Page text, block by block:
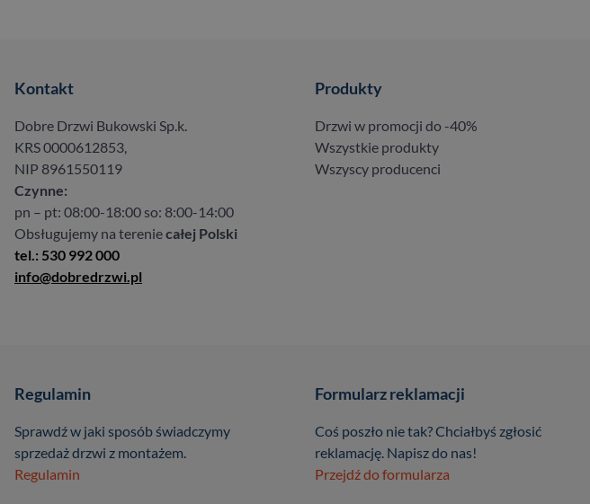
Kontakt
Dobre Drzwi Bukowski Sp.k.
KRS 0000612853,
NIP 8961550119
Czynne:
pn – pt: 08:00-18:00 so: 8:00-14:00
Obsługujemy na tereniecałej Polski
tel.: 530 992 000
info@dobredrzwi.pl
Produkty
Drzwi w promocji do -40%
Wszystkie produkty
Wszyscy producenci
Regulamin
Sprawdź w jaki sposób świadczymy
sprzedaż drzwi z montażem.
Regulamin
Formularz reklamacji
Coś poszło nie tak? Chciałbyś zgłosić
reklamację. Napisz do nas!
Przejdź do formularza